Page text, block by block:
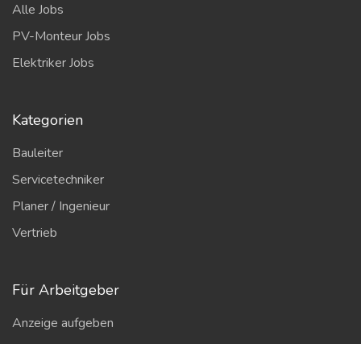
Alle Jobs
PV-Monteur Jobs
Elektriker Jobs
Kategorien
Bauleiter
Servicetechniker
Planer / Ingenieur
Vertrieb
Für Arbeitgeber
Anzeige aufgeben